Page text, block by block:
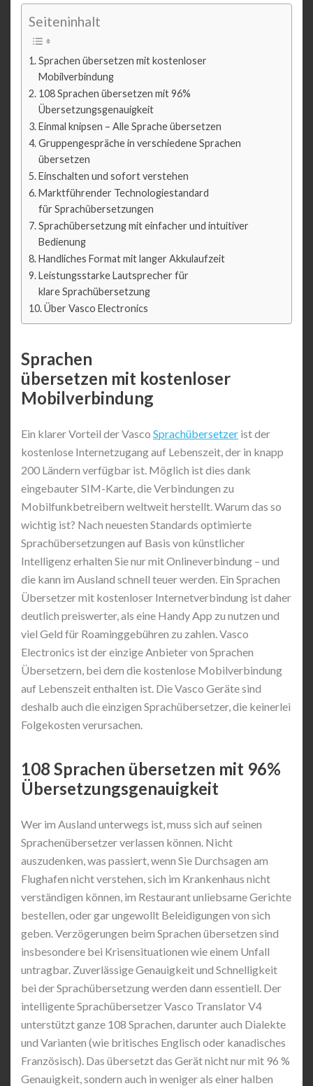
Seiteninhalt
Sprachen übersetzen mit kostenloser
Mobilverbindung
108 Sprachen übersetzen mit 96%
Übersetzungsgenauigkeit
Einmal knipsen – Alle Sprache übersetzen
Gruppengespräche in verschiedene Sprachen
übersetzen
Einschalten und sofort verstehen
Marktführender Technologiestandard
für Sprachübersetzungen
Sprachübersetzung mit einfacher und intuitiver
Bedienung
Handliches Format mit langer Akkulaufzeit
Leistungsstarke Lautsprecher für
klare Sprachübersetzung
Über Vasco Electronics
Sprachen
übersetzen mit kostenloser
Mobilverbindung
Ein klarer Vorteil der Vasco Sprachübersetzer ist der
kostenlose Internetzugang auf Lebenszeit, der in knapp
200 Ländern verfügbar ist. Möglich ist dies dank
eingebauter SIM-Karte, die Verbindungen zu
Mobilfunkbetreibern weltweit herstellt. Warum das so
wichtig ist? Nach neuesten Standards optimierte
Sprachübersetzungen auf Basis von künstlicher
Intelligenz erhalten Sie nur mit Onlineverbindung – und
die kann im Ausland schnell teuer werden. Ein Sprachen
Übersetzer mit kostenloser Internetverbindung ist daher
deutlich preiswerter, als eine Handy App zu nutzen und
viel Geld für Roaminggebühren zu zahlen. Vasco
Electronics ist der einzige Anbieter von Sprachen
Übersetzern, bei dem die kostenlose Mobilverbindung
auf Lebenszeit enthalten ist. Die Vasco Geräte sind
deshalb auch die einzigen Sprachübersetzer, die keinerlei
Folgekosten verursachen.
108 Sprachen übersetzen mit 96%
Übersetzungsgenauigkeit
Wer im Ausland unterwegs ist, muss sich auf seinen
Sprachenübersetzer verlassen können. Nicht
auszudenken, was passiert, wenn Sie Durchsagen am
Flughafen nicht verstehen, sich im Krankenhaus nicht
verständigen können, im Restaurant unliebsame Gerichte
bestellen, oder gar ungewollt Beleidigungen von sich
geben. Verzögerungen beim Sprachen übersetzen sind
insbesondere bei Krisensituationen wie einem Unfall
untragbar. Zuverlässige Genauigkeit und Schnelligkeit
bei der Sprachübersetzung werden dann essentiell. Der
intelligente Sprachübersetzer Vasco Translator V4
unterstützt ganze 108 Sprachen, darunter auch Dialekte
und Varianten (wie britisches Englisch oder kanadisches
Französisch). Das übersetzt das Gerät nicht nur mit 96 %
Genauigkeit, sondern auch in weniger als einer halben